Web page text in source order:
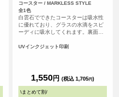
コースター / MARKLESS STYLE
全1色
白雲石でできたコースターは吸水性
に優れており、グラスの水滴をスピ
ーディに吸水してくれます。裏面は
ブルを傷つける心配もありません。
さな穴があいている為、吸水性に優
れています。
UVインクジェット印刷
1,550円 (税込 1,705円)
\まとめて割/